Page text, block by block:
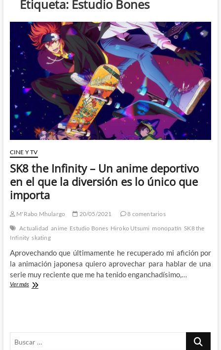
Etiqueta: Estudio Bones
CINE Y TV
SK8 the Infinity – Un anime deportivo
en el que la diversión es lo único que
importa
M'Rabo Mhulargo 20/05/2021
8 comentarios
Actualidad anime Estudio Bones Hiroko Utsumi monopatín SK8 the
Infinity skating
Aprovechando que últimamente he recuperado mi afición por
la animación japonesa quiero aprovechar para hablar de una
serie muy reciente que me ha tenido enganchadísimo,…
Ver másSK8
en
Buscar